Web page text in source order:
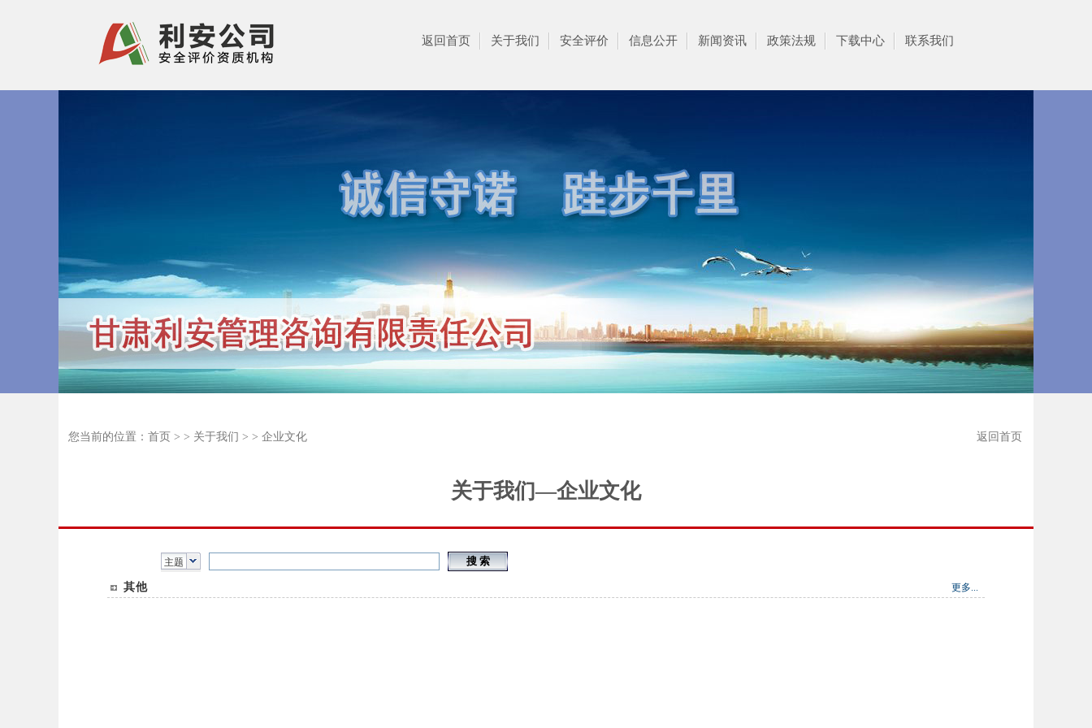
返回首页 关于我们 安全评价 信息公开 新闻资讯 政策法规 下载中心 联系我们
您当前的位置： 首页 > > 关于我们 > > 企业文化 返回首页
关于我们—企业文化
主题 搜 索
其他 更多...